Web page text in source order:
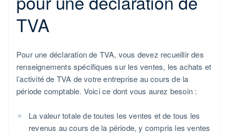
TVA
Pour une déclaration de TVA, vous devez recueillir des
renseignements spécifiques sur les ventes, les achats et
l’activité de TVA de votre entreprise au cours de la
période comptable. Voici ce dont vous aurez besoin :
La valeur totale de toutes les ventes et de tous les
revenus au cours de la période, y compris les ventes